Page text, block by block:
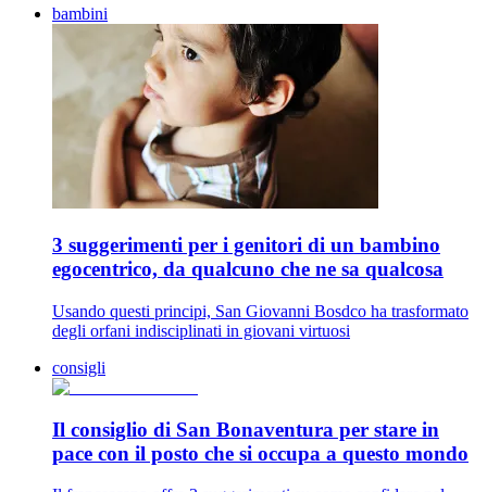
bambini
3 suggerimenti per i genitori di un bambino
egocentrico, da qualcuno che ne sa qualcosa
Usando questi principi, San Giovanni Bosdco ha trasformato
degli orfani indisciplinati in giovani virtuosi
consigli
Il consiglio di San Bonaventura per stare in
pace con il posto che si occupa a questo mondo